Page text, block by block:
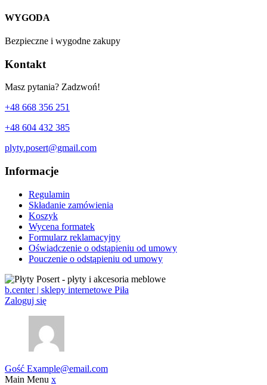
WYGODA
Bezpieczne i wygodne zakupy
Kontakt
Masz pytania? Zadzwoń!
+48 668 356 251
+48 604 432 385
plyty.posert@gmail.com
Informacje
Regulamin
Składanie zamówienia
Koszyk
Wycena formatek
Formularz reklamacyjny
Oświadczenie o odstąpieniu od umowy
Pouczenie o odstąpieniu od umowy
b.center | sklepy internetowe Piła
Zaloguj się
Gość Example@email.com
Main Menu x